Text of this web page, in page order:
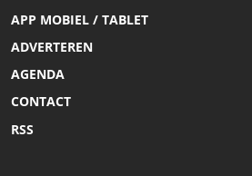
APP MOBIEL / TABLET
ADVERTEREN
AGENDA
CONTACT
RSS